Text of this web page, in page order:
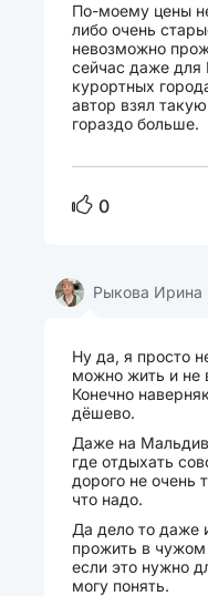
По-моему цены
либо очень
невозможно
сейчас даже для
курортных
автор взял
гораздо больше.
0
Рыкова Ирина
Ну да, я просто
можно жить и не
Конечно
дёшево.
Даже на
где отдыхать
дорого не очень
что надо.
Да дело то даже
прожить в чужом
если это нужно
могу понять.